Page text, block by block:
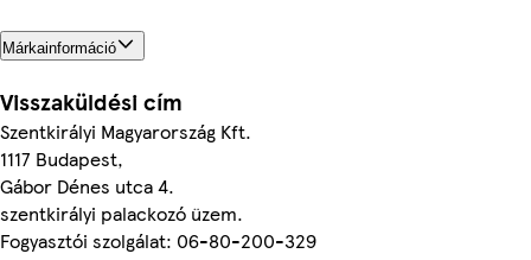
Márkainformáció
Visszaküldési cím
Szentkirályi Magyarország Kft.
1117 Budapest,
Gábor Dénes utca 4.
szentkirályi palackozó üzem.
Fogyasztói szolgálat: 06-80-200-329